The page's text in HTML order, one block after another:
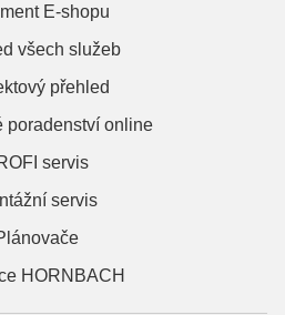
E-shopu
všech služeb
přehled
poradenství online
servis
servis
HORNBACH